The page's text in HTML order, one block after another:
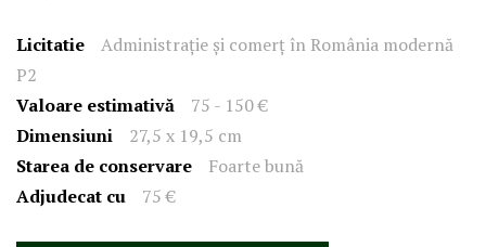
Licitatie
Administrație și comerț în România modernă
P2
Valoare estimativă
75 - 150 €
Dimensiuni
27,5 x 19,5 cm
Starea de conservare
Foarte bună
Adjudecat cu
75 €